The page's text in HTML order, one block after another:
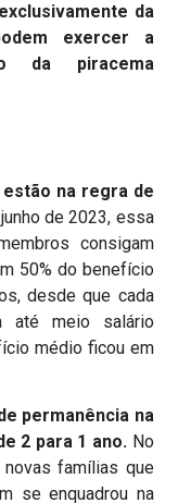
da
exercer a
da piracema
na regra de
de 2023, essa
consigam
50% do benefício
desde que cada
até meio salário
médio ficou em
permanência na
2 para 1 ano. No
novas famílias que
se enquadrou na